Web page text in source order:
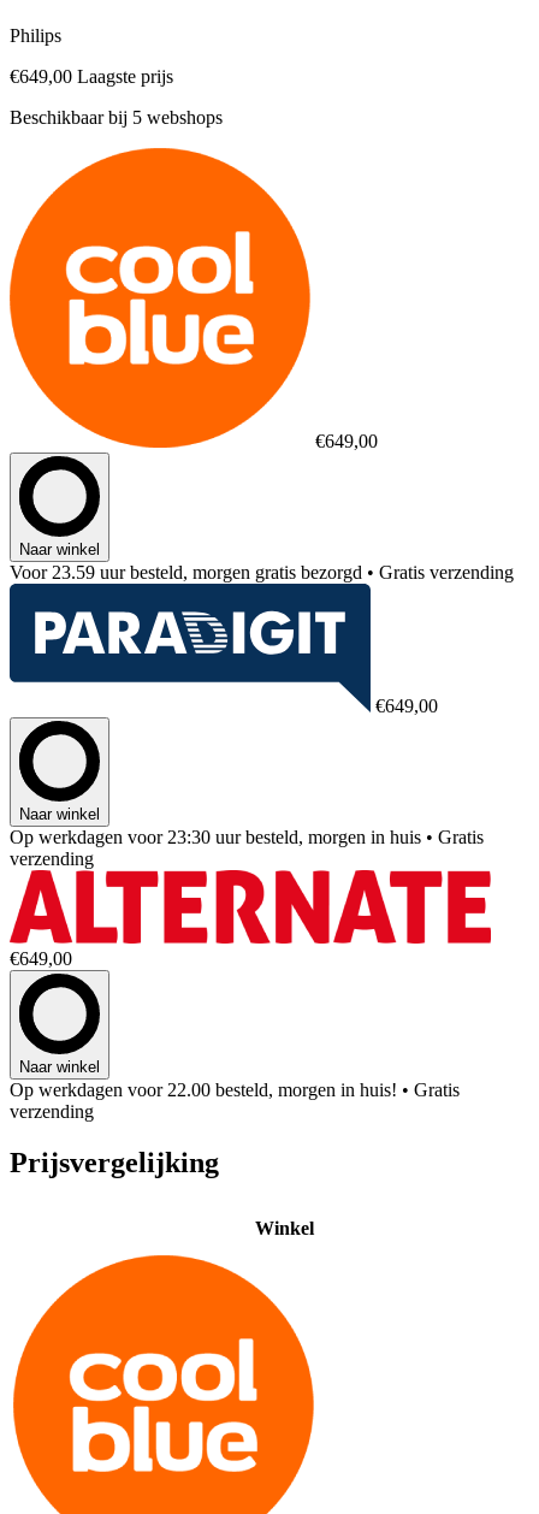
Philips
€649,00 Laagste prijs
Beschikbaar bij 5 webshops
€649,00
Naar winkel
Voor 23.59 uur besteld, morgen gratis bezorgd • Gratis verzending
€649,00
Naar winkel
Op werkdagen voor 23:30 uur besteld, morgen in huis • Gratis
verzending
€649,00
Naar winkel
Op werkdagen voor 22.00 besteld, morgen in huis! • Gratis
verzending
Prijsvergelijking
Winkel